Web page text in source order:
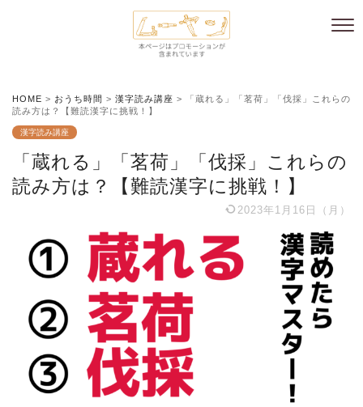
HOME > おうち時間 > 漢字読み講座 >
「蔵れる」「茗荷」「伐採」これらの
読み方は？【難読漢字に挑戦！】
漢字読み講座
「蔵れる」「茗荷」「伐採」これらの
読み方は？【難読漢字に挑戦！】
2023年1月16日（月）